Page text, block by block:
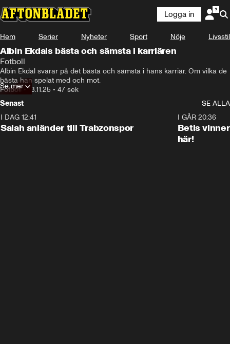
Logga in
Hem Serier Nyheter Sport Nöje Livsstil
Albin Ekdals bästa och sämsta i karriären
Fotboll
Albin Ekdal svarar på det bästa och sämsta i hans karriär. Om vilka de
bästa han spelat med och mot.
Fotboll•13.11.25 • 47 sek
Se mer
Senast
SE ALLA
I DAG 12:41
Salah anländer till Trabzonspor
I GÅR 20:36
Betis
här!